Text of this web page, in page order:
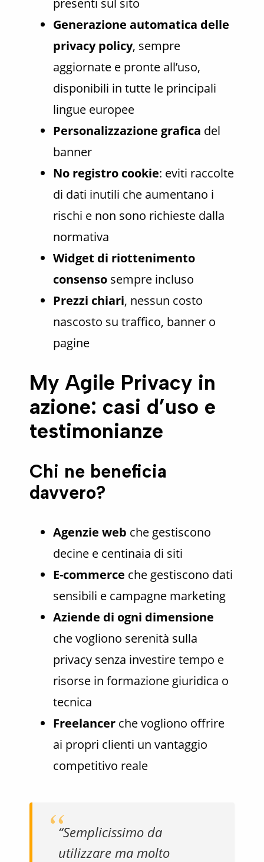
presenti sul sito
Generazione automatica delle
privacy policy, sempre
aggiornate e pronte all’uso,
disponibili in tutte le principali
lingue europee
Personalizzazione grafica del
banner
No registro cookie: eviti raccolte
di dati inutili che aumentano i
rischi e non sono richieste dalla
normativa
Widget di riottenimento
consenso sempre incluso
Prezzi chiari, nessun costo
nascosto su traffico, banner o
pagine
My Agile Privacy in
azione: casi d’uso e
testimonianze
Chi ne beneficia
davvero?
Agenzie web che gestiscono
decine e centinaia di siti
E-commerce che gestiscono dati
sensibili e campagne marketing
Aziende di ogni dimensione
che vogliono serenità sulla
privacy senza investire tempo e
risorse in formazione giuridica o
tecnica
Freelancer che vogliono offrire
ai propri clienti un vantaggio
competitivo reale
“Semplicissimo da
utilizzare ma molto